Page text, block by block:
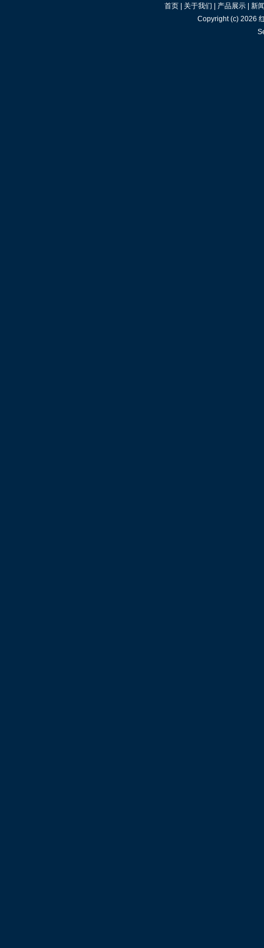
首页| 关于我们 产品展示| 新
Copyright (c) 2026